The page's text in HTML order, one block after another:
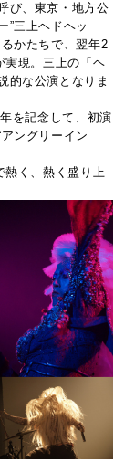
び、東京・地方公
”三上ヘドヘッ
かたちで、翌年2
実現。三上の「ヘ
的な公演となりま
を記念して、初演
ングリーイン
熱く、熱く盛り上